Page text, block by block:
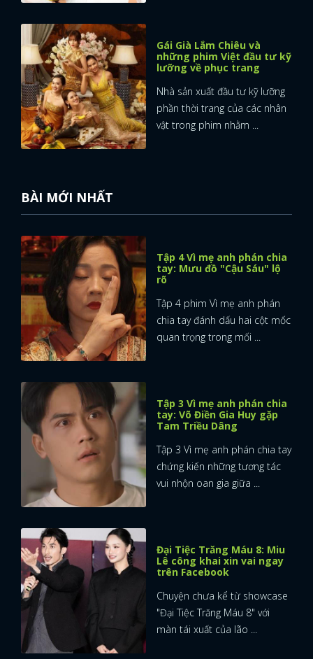
Gái Già Lắm Chiêu và
những phim Việt đầu tư kỹ
lưỡng về phục trang
Nhà sản xuất đầu tư kỹ lưỡng
phần thời trang của các nhân
vật trong phim nhằm ...
BÀI MỚI NHẤT
Tập 4 Vì mẹ anh phán chia
tay: Mưu đồ "Cậu Sáu" lộ
rõ
Tập 4 phim Vì mẹ anh phán
chia tay đánh dấu hai cột mốc
quan trọng trong mối ...
Tập 3 Vì mẹ anh phán chia
tay: Võ Điền Gia Huy gặp
Tam Triều Dâng
Tập 3 Vì mẹ anh phán chia tay
chứng kiến những tương tác
vui nhộn oan gia giữa ...
Đại Tiệc Trăng Máu 8: Miu
Lê công khai xin vai ngay
trên Facebook
Chuyện chưa kể từ showcase
"Đại Tiệc Trăng Máu 8" với
màn tái xuất của lão ...